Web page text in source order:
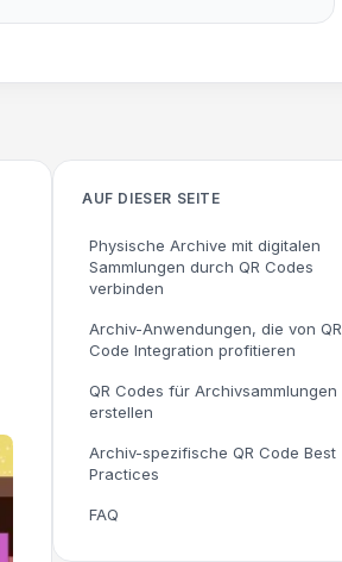
AUF DIESER SEITE
Physische Archive mit digitalen
Sammlungen durch QR Codes
verbinden
Archiv-Anwendungen, die von QR
Code Integration profitieren
QR Codes für Archivsammlungen
erstellen
Archiv-spezifische QR Code Best
Practices
FAQ